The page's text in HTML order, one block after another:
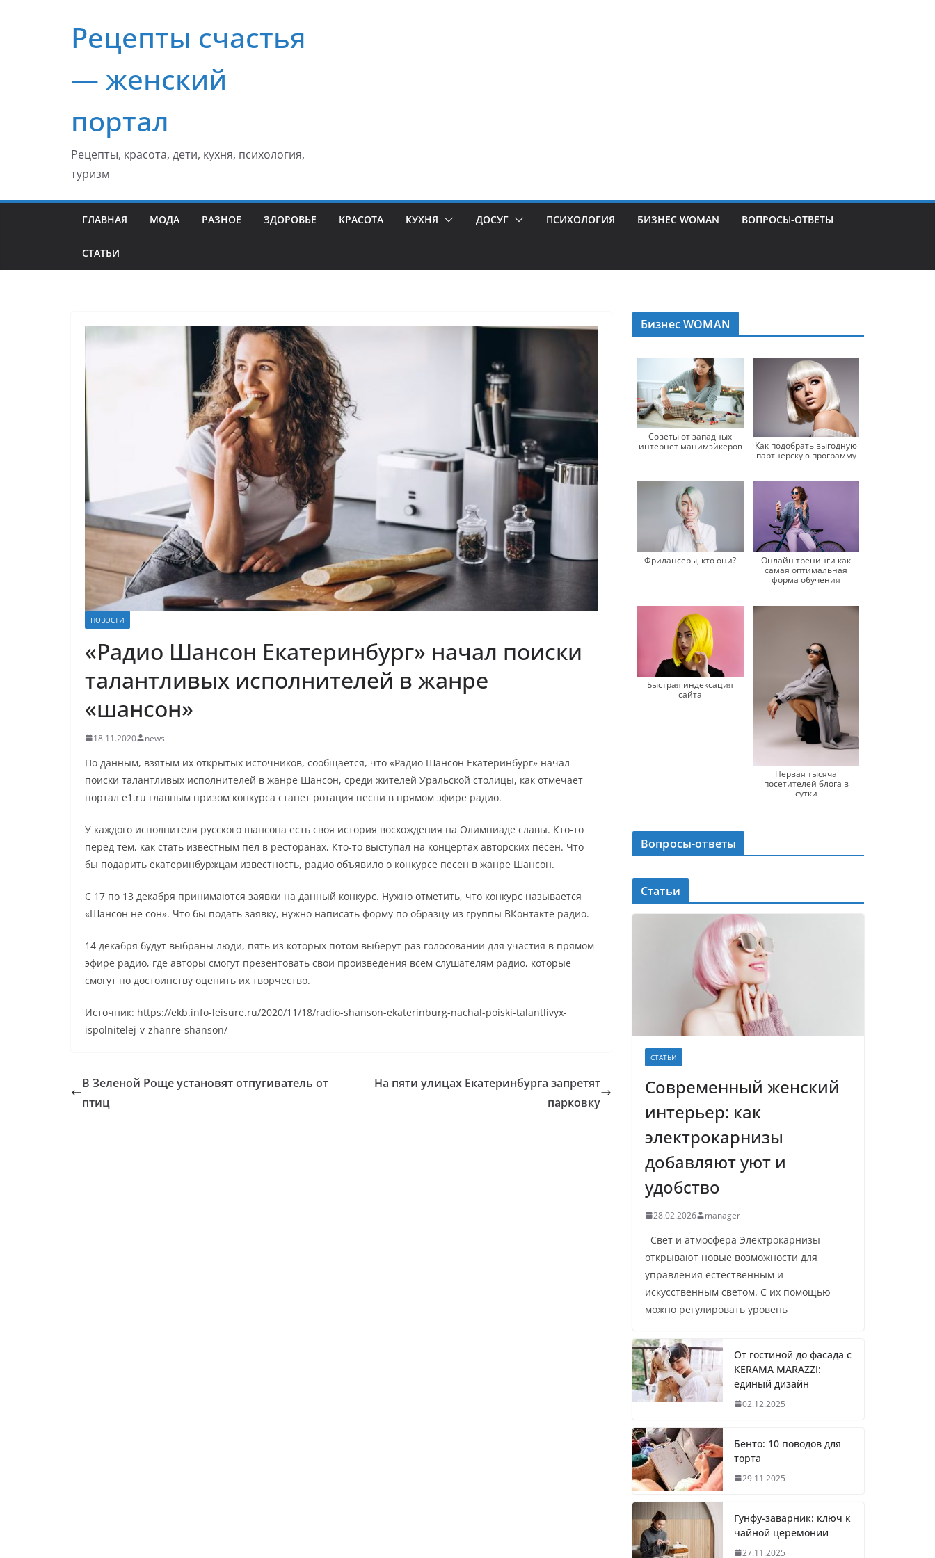
содержимомуРецепты счастья
— женский
портал
Рецепты, красота, дети, кухня, психология,
туризм
ГЛАВНАЯ МОДА РАЗНОЕ ЗДОРОВЬЕ КРАСОТА КУХНЯ ДОСУГ ПСИХОЛОГИЯ БИЗНЕС WOMAN ВОПРОСЫ-ОТВЕТЫ
СТАТЬИ
НОВОСТИ
«Радио Шансон Екатеринбург» начал поиски
талантливых исполнителей в жанре
«шансон»
18.11.2020 news
По данным, взятым их открытых источников, сообщается, что «Радио Шансон Екатеринбург» начал
поиски талантливых исполнителей в жанре Шансон, среди жителей Уральской столицы, как отмечает
портал e1.ru главным призом конкурса станет ротация песни в прямом эфире радио.
У каждого исполнителя русского шансона есть своя история восхождения на Олимпиаде славы. Кто-то
перед тем, как стать известным пел в ресторанах, Кто-то выступал на концертах авторских песен. Что
бы подарить екатеринбуржцам известность, радио объявило о конкурсе песен в жанре Шансон.
С 17 по 13 декабря принимаются заявки на данный конкурс. Нужно отметить, что конкурс называется
«Шансон не сон». Что бы подать заявку, нужно написать форму по образцу из группы ВКонтакте радио.
14 декабря будут выбраны люди, пять из которых потом выберут раз голосовании для участия в прямом
эфире радио, где авторы смогут презентовать свои произведения всем слушателям радио, которые
смогут по достоинству оценить их творчество.
Источник: https://ekb.info-leisure.ru/2020/11/18/radio-shanson-ekaterinburg-nachal-poiski-talantlivyx-
ispolnitelej-v-zhanre-shanson/
В Зеленой Роще установят отпугиватель от
птиц
На пяти улицах Екатеринбурга запретят
парковку
Бизнес WOMAN
Советы от западных
интернет манимэйкеров
Как подобрать выгодную
партнерскую программу
Фрилансеры, кто они?
Онлайн тренинги как
самая оптимальная
форма обучения
Быстрая индексация
сайта
Первая тысяча
посетителей блога в
сутки
Вопросы-ответы
Статьи
СТАТЬИ
Современный женский
интерьер: как
электрокарнизы
добавляют уют и
удобство
28.02.2026 manager
Свет и атмосфера Электрокарнизы
открывают новые возможности для
управления естественным и
искусственным светом. С их помощью
можно регулировать уровень
От гостиной до фасада с
KERAMA MARAZZI:
единый дизайн
02.12.2025
Бенто: 10 поводов для
торта
29.11.2025
Гунфу-заварник: ключ к
чайной церемонии
27.11.2025